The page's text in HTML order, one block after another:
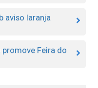
aviso laranja
Feira do